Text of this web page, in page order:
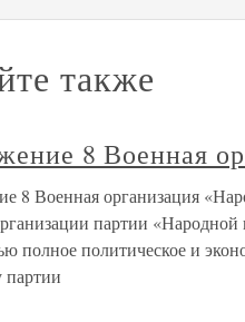
также
8 Военная
8 Военная организация
партии
полное политическое и
партии